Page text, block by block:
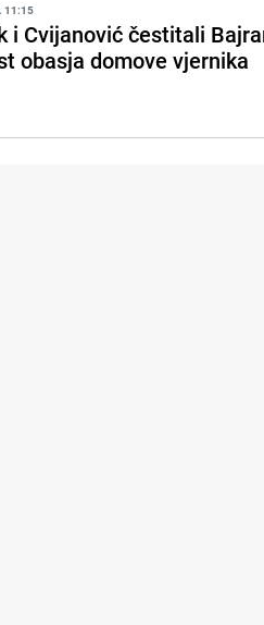
11:15
i Cvijanović čestitali
obasja domove vjernika